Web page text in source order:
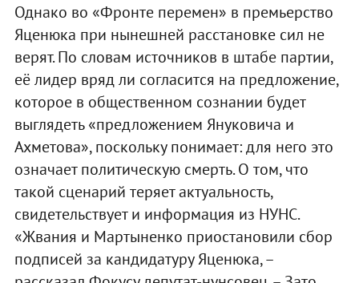
Однако во «Фронте перемен» в премьерство
Яценюка при нынешней расстановке сил не
верят. По словам источников в штабе партии,
её лидер вряд ли согласится на предложение,
которое в общественном сознании будет
выглядеть «предложением Януковича и
Ахметова», поскольку понимает: для него это
означает политическую смерть. О том, что
такой сценарий теряет актуальность,
свидетельствует и информация из НУНС.
«Жвания и Мартыненко приостановили сбор
подписей за кандидатуру Яценюка, –